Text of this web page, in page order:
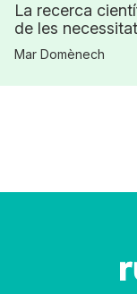
La recerca
de les
Mar Domènech